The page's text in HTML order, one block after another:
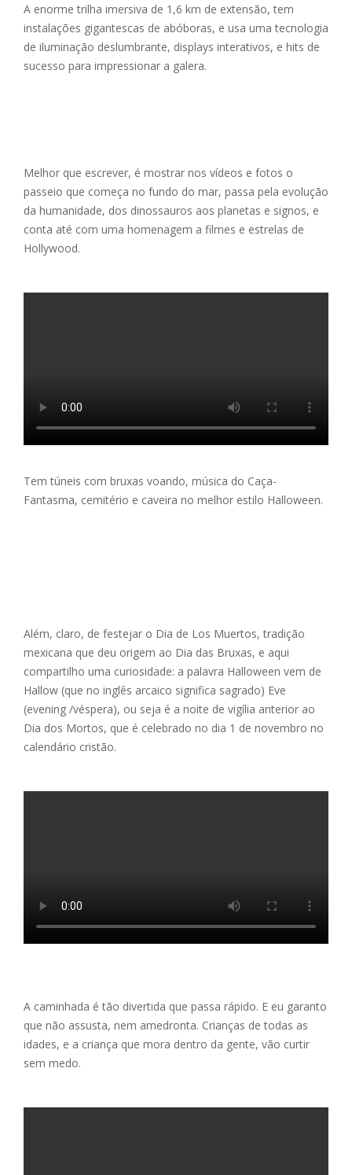
A enorme trilha imersiva de 1,6 km de extensão, tem
instalações gigantescas de abóboras, e usa uma tecnologia
de iluminação deslumbrante, displays interativos, e hits de
sucesso para impressionar a galera.
Melhor que escrever, é mostrar nos vídeos e fotos o
passeio que começa no fundo do mar, passa pela evolução
da humanidade, dos dinossauros aos planetas e signos, e
conta até com uma homenagem a filmes e estrelas de
Hollywood.
Tem túneis com bruxas voando, música do Caça-
Fantasma, cemitério e caveira no melhor estilo Halloween.
Além, claro, de festejar o Dia de Los Muertos, tradição
mexicana que deu origem ao Dia das Bruxas, e aqui
compartilho uma curiosidade: a palavra Halloween vem de
Hallow (que no inglês arcaico significa sagrado) Eve
(evening /véspera), ou seja é a noite de vigília anterior ao
Dia dos Mortos, que é celebrado no dia 1 de novembro no
calendário cristão.
A caminhada é tão divertida que passa rápido. E eu garanto
que não assusta, nem amedronta. Crianças de todas as
idades, e a criança que mora dentro da gente, vão curtir
sem medo.